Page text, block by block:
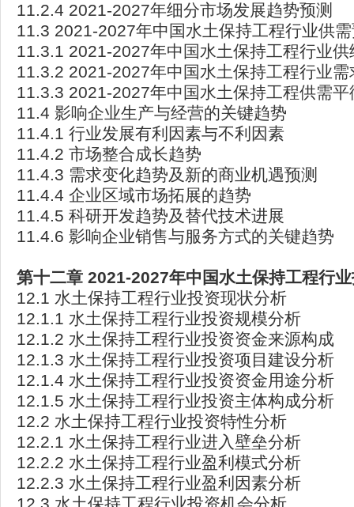
11.2.4 2021-2027年细分市场发展趋势预测
11.3 2021-2027年中国水土保持工程行业供
11.3.1 2021-2027年中国水土保持工程行业供
11.3.2 2021-2027年中国水土保持工程行业需
11.3.3 2021-2027年中国水土保持工程供需平
11.4 影响企业生产与经营的关键趋势
11.4.1 行业发展有利因素与不利因素
11.4.2 市场整合成长趋势
11.4.3 需求变化趋势及新的商业机遇预测
11.4.4 企业区域市场拓展的趋势
11.4.5 科研开发趋势及替代技术进展
11.4.6 影响企业销售与服务方式的关键趋势
第十二章 2021-2027年中国水土保持工程行
12.1 水土保持工程行业投资现状分析
12.1.1 水土保持工程行业投资规模分析
12.1.2 水土保持工程行业投资资金来源构成
12.1.3 水土保持工程行业投资项目建设分析
12.1.4 水土保持工程行业投资资金用途分析
12.1.5 水土保持工程行业投资主体构成分析
12.2 水土保持工程行业投资特性分析
12.2.1 水土保持工程行业进入壁垒分析
12.2.2 水土保持工程行业盈利模式分析
12.2.3 水土保持工程行业盈利因素分析